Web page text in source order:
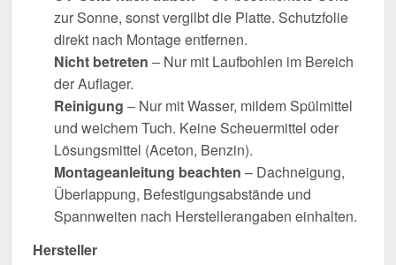
zur Sonne, sonst vergilbt die Platte. Schutzfolie
direkt nach Montage entfernen.
Nicht betreten – Nur mit Laufbohlen im Bereich
der Auflager.
Reinigung – Nur mit Wasser, mildem Spülmittel
und weichem Tuch. Keine Scheuermittel oder
Lösungsmittel (Aceton, Benzin).
Montageanleitung beachten – Dachneigung,
Überlappung, Befestigungsabstände und
Spannweiten nach Herstellerangaben einhalten.
Hersteller